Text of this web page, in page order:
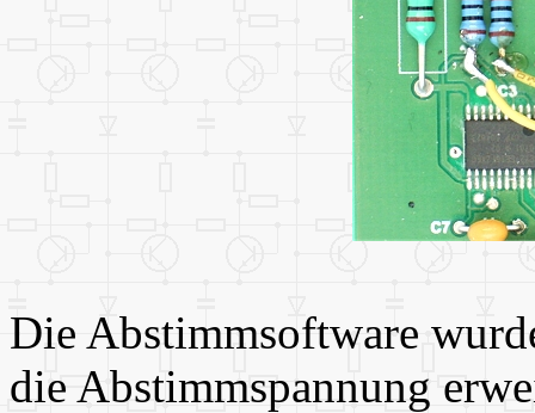
Die Abstimmsoftware
die Abstimmspannung